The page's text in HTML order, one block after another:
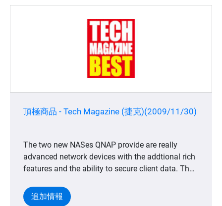
頂極商品 - Tech Magazine (捷克)(2009/11/30)
The two new NASes QNAP provide are really
advanced network devices with the addtional rich
features and the ability to secure client data. They
"painless" initial installation. Both NAS TS-210 &
TS-410 are for primarily home and Prosumer
追加情報